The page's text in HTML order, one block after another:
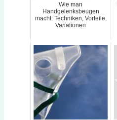
Wie man
Handgelenksbeugen
macht: Techniken, Vorteile,
Variationen